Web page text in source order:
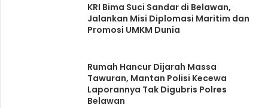
KRI Bima Suci Sandar di Belawan,
Jalankan Misi Diplomasi Maritim dan
Promosi UMKM Dunia
Rumah Hancur Dijarah Massa
Tawuran, Mantan Polisi Kecewa
Laporannya Tak Digubris Polres
Belawan